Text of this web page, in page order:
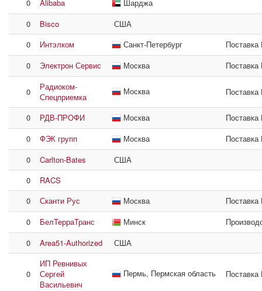
0
Alibaba
Шарджа
0
Bisco
США
0
Интэлком Санкт-Петербург
0
Электрон Сервис Москва
0
Радиоком-
Спецприемка
Москва
0 РДВ-ПРОФИ Москва
0
ФЭК групп Москва
0
Carlton-Bates
США
0
RACS
0
Сканти Рус Москва
0
БелТерраТранс Минск
0
Area51-Authorized США
0
ИП Ревнивых
Сергей
Васильевич
Пермь, Пермская область